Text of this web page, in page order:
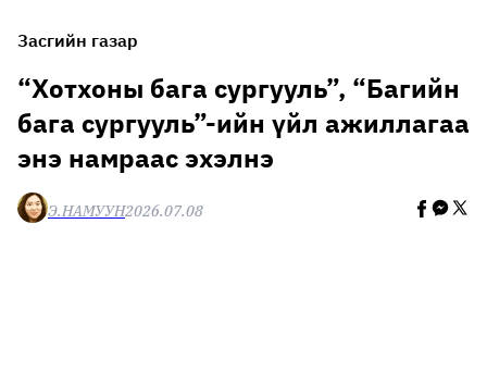
THE NEW YORK TIMES
НАДАД НЭГ САНАЛ БАЙНА
Засгийн газар
“Хотхоны бага сургууль”, “Багийн
бага сургууль”-ийн үйл ажиллагаа
энэ намраас эхэлнэ
Э.НАМУУН2026.07.08